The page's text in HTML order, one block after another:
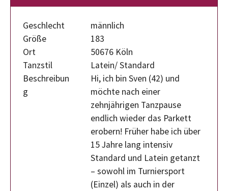
Geschlecht
männlich
Größe
183
Ort
50676 Köln
Tanzstil
Latein/ Standard
Beschreibun
g
Hi, ich bin Sven (42) und
möchte nach einer
zehnjährigen Tanzpause
endlich wieder das Parkett
erobern! Früher habe ich über
15 Jahre lang intensiv
Standard und Latein getanzt
– sowohl im Turniersport
(Einzel) als auch in der